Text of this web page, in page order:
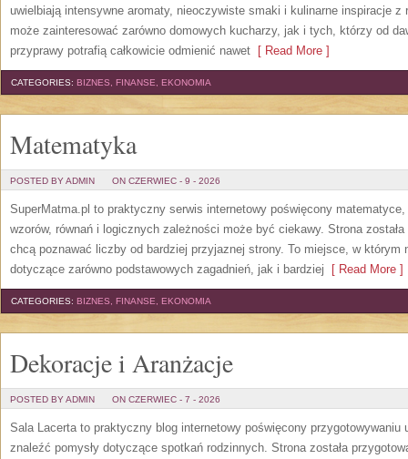
uwielbiają intensywne aromaty, nieoczywiste smaki i kulinarne inspiracje
może zainteresować zarówno domowych kucharzy, jak i tych, którzy od
przyprawy potrafią całkowicie odmienić nawet [ Read More ]
CATEGORIES: BIZNES, FINANSE, EKONOMIA
Matematyka
POSTED BY ADMIN ON CZERWIEC - 9 - 2026
SuperMatma.pl to praktyczny serwis internetowy poświęcony
wzorów, równań i logicznych zależności może być ciekawy. Strona
chcą poznawać liczby od bardziej przyjaznej strony. To miejsce, w którym
dotyczące zarówno podstawowych zagadnień, jak i bardziej [ Read More ]
CATEGORIES: BIZNES, FINANSE, EKONOMIA
Dekoracje i Aranżacje
POSTED BY ADMIN ON CZERWIEC - 7 - 2026
Sala Lacerta to praktyczny blog internetowy poświęcony
znaleźć pomysły dotyczące spotkań rodzinnych. Strona została